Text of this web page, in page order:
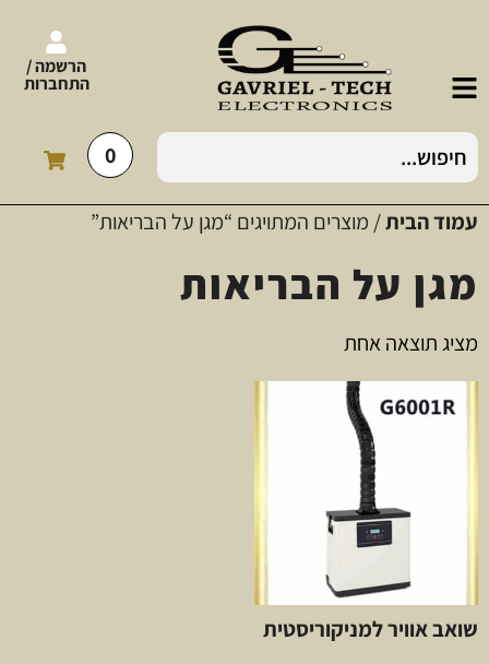
הרשמה /
התחברות
0
עמוד הבית/ מוצרים המתויגים “מגן על הבריאות”
מגן על הבריאות
מציג תוצאה אחת
שואב אוויר למניקוריסטית